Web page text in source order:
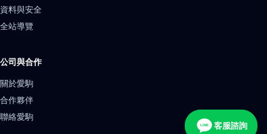
資料與安全
全站導覽
公司與合作
關於愛駒
合作夥伴
聯絡愛駒
LINE 客服諮詢